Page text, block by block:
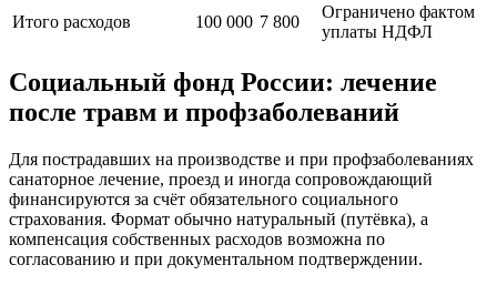
Итого расходов
100 000 7 800
Ограничено фактом
уплаты НДФЛ
Социальный фонд России: лечение
после травм и профзаболеваний
Для пострадавших на производстве и при профзаболеваниях
санаторное лечение, проезд и иногда сопровождающий
финансируются за счёт обязательного социального
страхования. Формат обычно натуральный (путёвка), а
компенсация собственных расходов возможна по
согласованию и при документальном подтверждении.